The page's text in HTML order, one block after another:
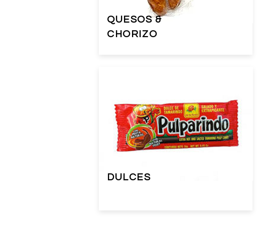
QUESOS &
CHORIZO
DULCES